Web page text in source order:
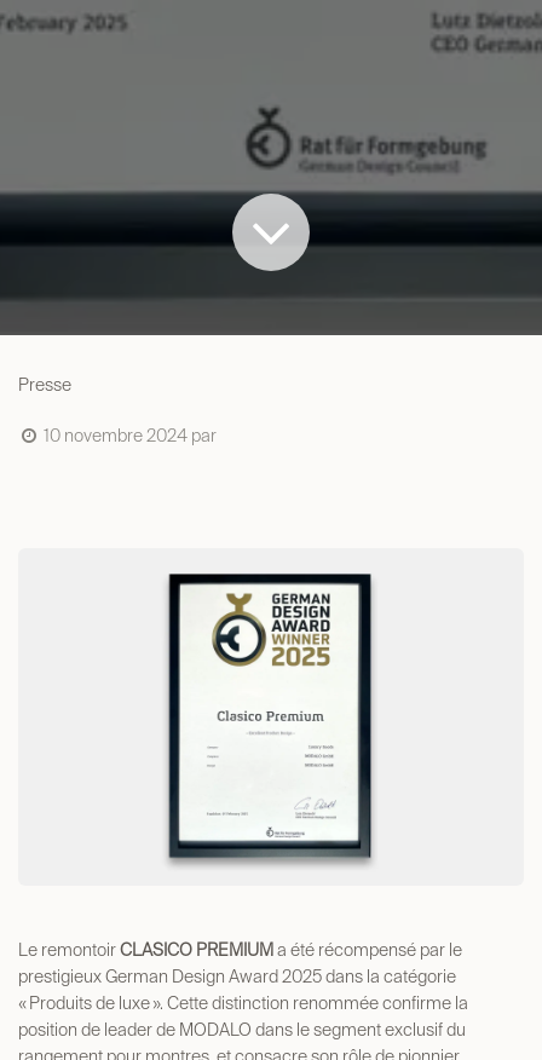
Presse
10 novembre 2024 par
Le remontoirCLASICO PREMIUMa été récompensé par le
prestigieux German Design Award 2025 dans la catégorie
« Produits de luxe ». Cette distinction renommée confirme la
position de leader de MODALO dans le segment exclusif du